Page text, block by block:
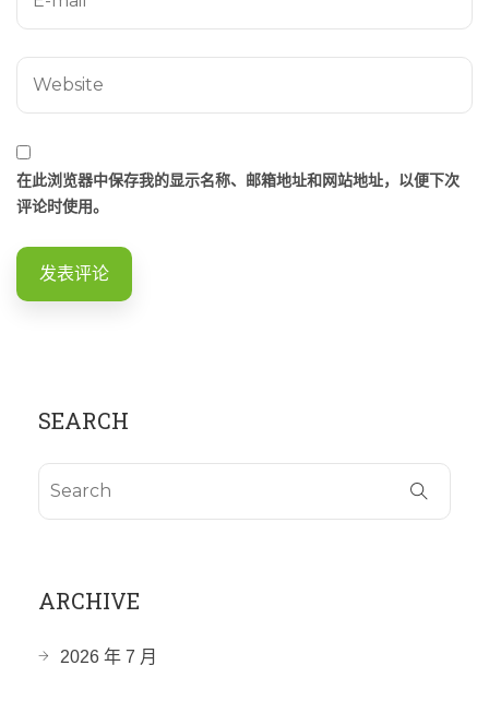
在此浏览器中保存我的显示名称、邮箱地址和网站地址，以便下次
评论时使用。
SEARCH
ARCHIVE
2026 年 7 月